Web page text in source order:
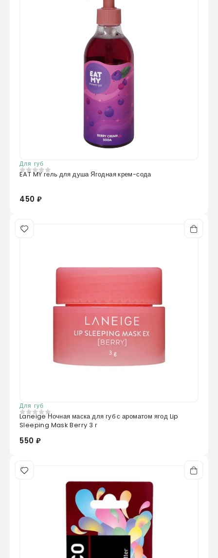
Для губ
0из 5
EAT MY гель для душа Ягодная крем-сода
450 ₽
Для губ
0из 5
Laneige Ночная маска для губ с ароматом ягод Lip
Sleeping Mask Berry 3 г
550 ₽